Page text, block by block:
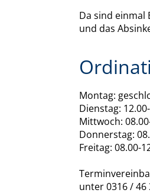
Da sind einmal
und das
Montag:
Dienstag:
Mittwoch:
Donnerstag:
Freitag: 08.00-
unter 0316 / 46